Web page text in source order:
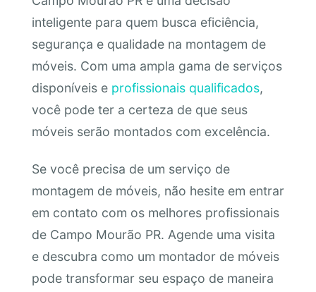
inteligente para quem busca eficiência,
segurança e qualidade na montagem de
móveis. Com uma ampla gama de serviços
disponíveis e profissionais qualificados,
você pode ter a certeza de que seus
móveis serão montados com excelência.
Se você precisa de um serviço de
montagem de móveis, não hesite em entrar
em contato com os melhores profissionais
de Campo Mourão PR. Agende uma visita
e descubra como um montador de móveis
pode transformar seu espaço de maneira